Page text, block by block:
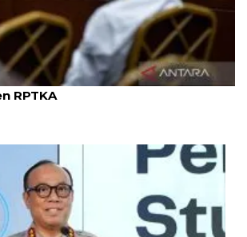
hadapi sidang tuntutan kasus
RPTKA